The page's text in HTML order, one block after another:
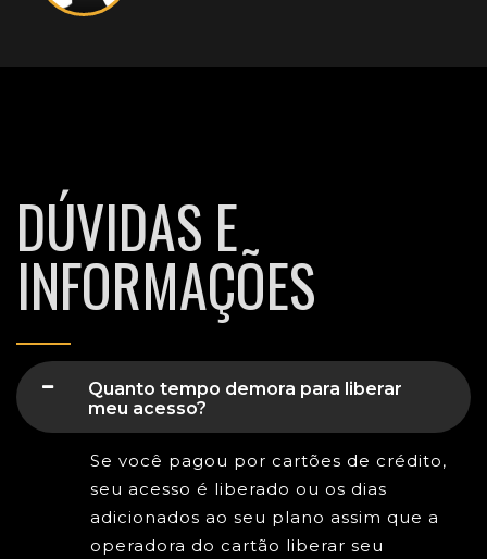
DÚVIDAS E
INFORMAÇÕES
Quanto tempo demora para liberar
meu acesso?
Se você pagou por cartões de crédito,
seu acesso é liberado ou os dias
adicionados ao seu plano assim que a
operadora do cartão liberar seu